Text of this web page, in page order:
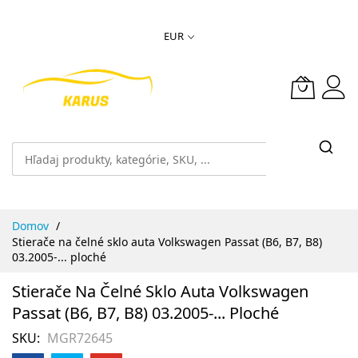
EUR
Domov
Stierače na čelné sklo auta Volkswagen Passat (B6, B7, B8)
03.2005-... ploché
Stierače Na Čelné Sklo Auta Volkswagen
Passat (B6, B7, B8) 03.2005-... Ploché
SKU MGR72645